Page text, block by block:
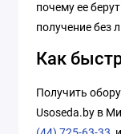
почему ее
получение без
Как
Получить
Usoseda.by в